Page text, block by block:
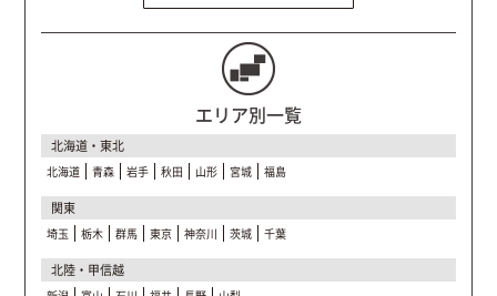
エリア別一覧
北海道・東北
北海道 青森 岩手 秋田 山形 宮城 福島
関東
埼玉 栃木 群馬 東京 神奈川 茨城 千葉
北陸・甲信越